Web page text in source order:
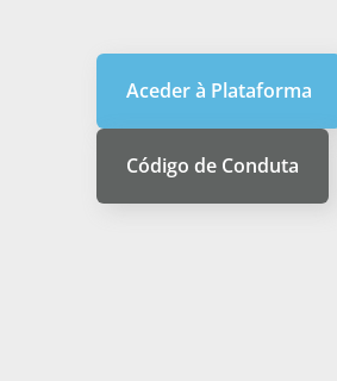
Aceder à Plataforma
Código de Conduta